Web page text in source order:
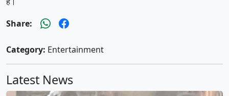
Share:
Category: Entertainment
Latest News